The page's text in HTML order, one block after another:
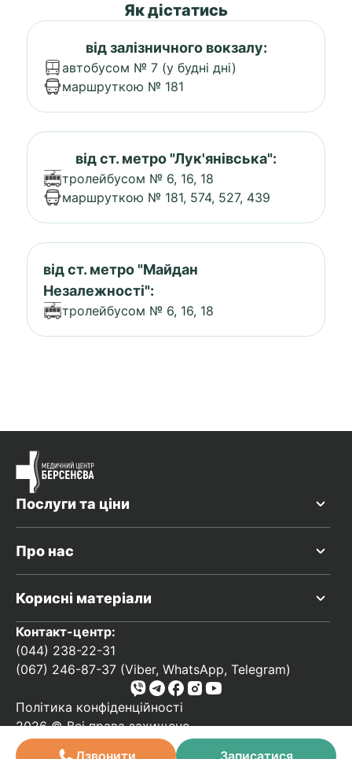
Як дістатись
від залізничного вокзалу:
автобусом № 7 (у будні дні)
маршруткою № 181
від ст. метро "Лук'янівська":
тролейбусом № 6, 16, 18
маршруткою № 181, 574, 527, 439
від ст. метро "Майдан
Незалежності":
тролейбусом № 6, 16, 18
Послуги та ціни
Про нас
Корисні матеріали
Контакт-центр:
(044) 238-22-31
(067) 246-87-37 (Viber, WhatsApp, Telegram)
Політика конфіденційності
2026 © Всі права захищено
Розроблено вforinter.net
Дзвонити Записатися